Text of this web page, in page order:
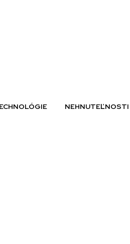
NEHNUTEĽNOSTI